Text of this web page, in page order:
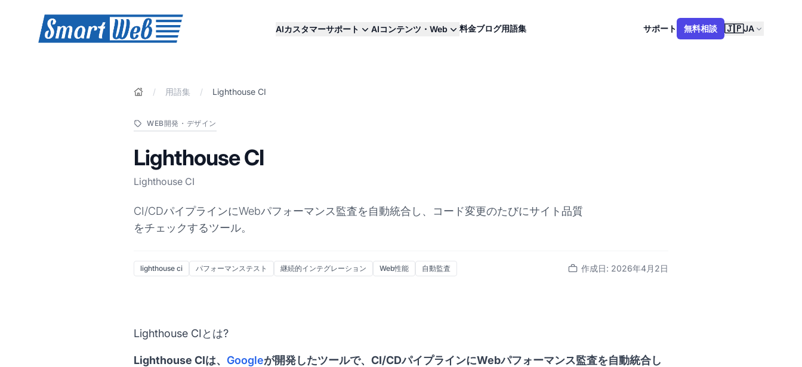
SmartWeb
AIカスタマーサポート AIコンテンツ・Web 料金ブログ用語集 サポート 無料相談 🇯🇵JA
/ 用語集 / Lighthouse CI
WEB開発・デザイン
Lighthouse CI
Lighthouse CI
CI/CDパイプラインにWebパフォーマンス監査を自動統合し、コード変更のたびにサイト品質
をチェックするツール。
lighthouse ci パフォーマンステスト 継続的インテグレーション Web性能 自動監査 作成日: 2026年4月2日
Lighthouse CIとは?
Lighthouse CIは、 Googleが開発したツールで、CI/CDパイプラインにWebパフォーマンス監査を自動統合し